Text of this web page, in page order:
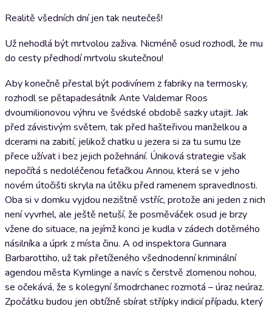
Realitě všedních dní jen tak neutečeš!
Už nehodlá být mrtvolou zaživa. Nicméně osud rozhodl, že mu
do cesty předhodí mrtvolu skutečnou!
Aby konečně přestal být podivínem z fabriky na termosky,
rozhodl se pětapadesátník Ante Valdemar Roos
dvoumilionovou výhru ve švédské obdobě sazky utajit. Jak
před závistivým světem, tak před hašteřivou manželkou a
dcerami na zabití, jelikož chatku u jezera si za tu sumu lze
přece užívat i bez jejich požehnání. Úniková strategie však
nepočítá s nedoléčenou feťačkou Annou, která se v jeho
novém útočišti skryla na útěku před ramenem spravedlnosti.
Oba si v domku vyjdou nezištně vstříc, protože ani jeden z nich
není vyvrhel, ale ještě netuší, že posměváček osud je brzy
vžene do situace, na jejímž konci je kudla v zádech dotěrného
násilníka a úprk z místa činu. A od inspektora Gunnara
Barbarottiho, už tak přetíženého všednodenní kriminální
agendou města Kymlinge a navíc s čerstvě zlomenou nohou,
se očekává, že s kolegyní šmodrchanec rozmotá – úraz neúraz.
Zpočátku budou jen obtížně sbírat střípky indicií případu, který